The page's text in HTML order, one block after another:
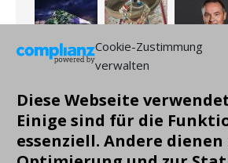
Cookie-Zustimmung
verwalten
Diese Webseite
Einige sind für die
essenziell. Andere dienen